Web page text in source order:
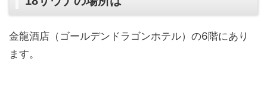
金龍酒店（ゴールデンドラゴンホテル）の6階にあり
ます。